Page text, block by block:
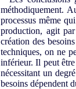
méthodiquement.
processus même
production, agit
création des
techniques, on ne
inférieur. Il peut
nécessitant un
besoins dépendent